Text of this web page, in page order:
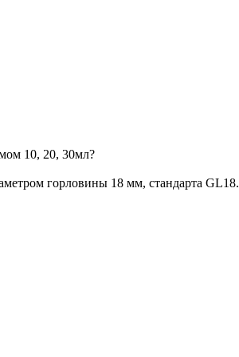
10, 20, 30мл?
горловины 18 мм, стандарта GL18.